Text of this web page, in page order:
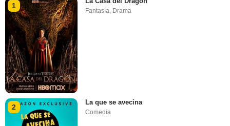
1
Fantasía, Drama
2
La que se avecina
Comedia